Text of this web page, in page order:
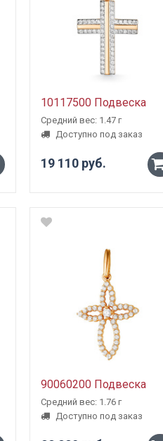
10117500 Подвеска
Средний вес: 1.47 г
Доступно под заказ
19 110 руб. -
90060200 Подвеска
Средний вес: 1.76 г
Доступно под заказ